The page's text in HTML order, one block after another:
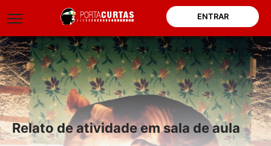
ENTRAR
Relato de atividade em sala de aula